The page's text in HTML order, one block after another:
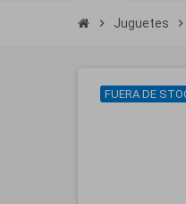
chevron_right Juguetes chevron_right
FUERA DE